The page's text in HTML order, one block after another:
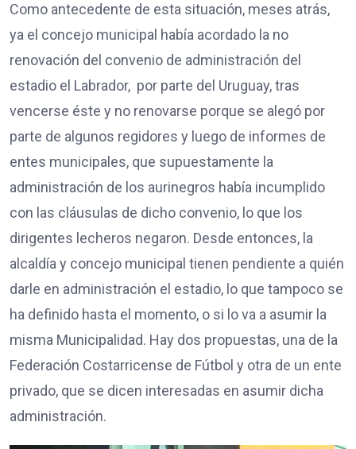
Como antecedente de esta situación, meses atrás,
ya el concejo municipal había acordado la no
renovación del convenio de administración del
estadio el Labrador, por parte del Uruguay, tras
vencerse éste y no renovarse porque se alegó por
parte de algunos regidores y luego de informes de
entes municipales, que supuestamente la
administración de los aurinegros había incumplido
con las cláusulas de dicho convenio, lo que los
dirigentes lecheros negaron. Desde entonces, la
alcaldía y concejo municipal tienen pendiente a quién
darle en administración el estadio, lo que tampoco se
ha definido hasta el momento, o si lo va a asumir la
misma Municipalidad. Hay dos propuestas, una de la
Federación Costarricense de Fútbol y otra de un ente
privado, que se dicen interesadas en asumir dicha
administración.